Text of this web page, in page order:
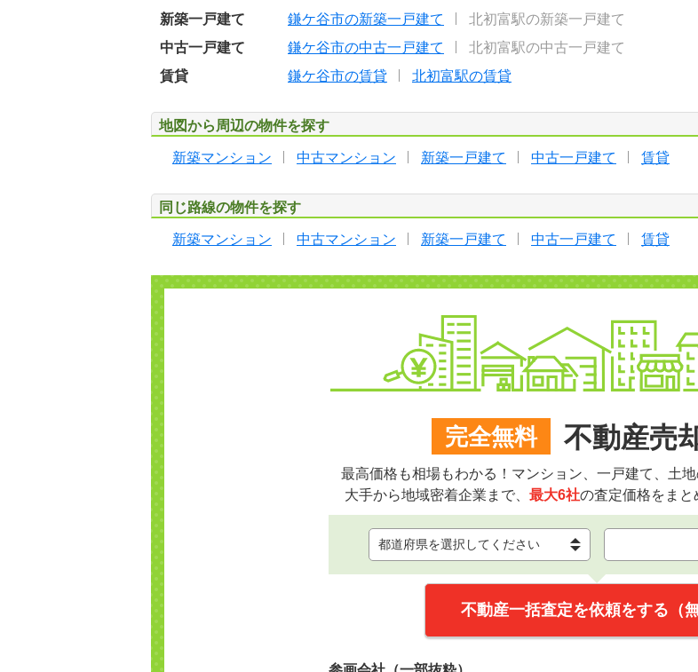
新築一戸建て
鎌ケ谷市の新築一戸建て
北初富駅の新築一戸建て
中古一戸建て
鎌ケ谷市の中古一戸建て
北初富駅の中古一戸建て
賃貸
鎌ケ谷市の賃貸 北初富駅の賃貸
地図から周辺の物件を探す
新築マンション 中古マンション 新築一戸建て 中古一戸建て 賃貸
同じ路線の物件を探す
新築マンション 中古マンション 新築一戸建て 中古一戸建て 賃貸
完全無料 不動産売
最高価格も相場もわかる！マンション、一戸建て、土地
大手から地域密着企業まで、 最大6社の査定価格をまと
不動産一括査定を依頼をする（無